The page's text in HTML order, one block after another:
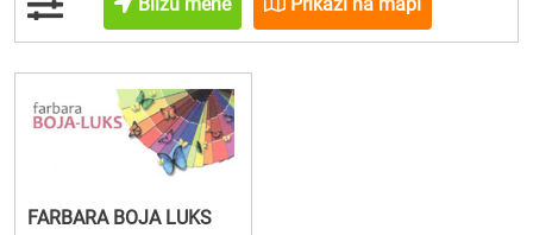
FARBARA BOJA LUKS